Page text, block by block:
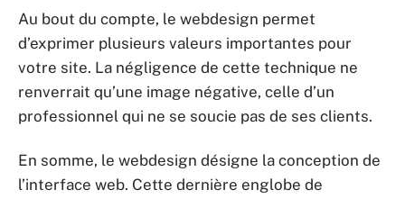
Au bout du compte, le webdesign permet
d’exprimer plusieurs valeurs importantes pour
votre site. La négligence de cette technique ne
renverrait qu’une image négative, celle d’un
professionnel qui ne se soucie pas de ses clients.
En somme, le webdesign désigne la conception de
l’interface web. Cette dernière englobe de